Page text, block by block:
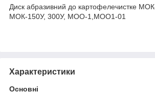
Диск абразивний до картофелечистке
МОК-150У, 300У, МОО-1,МОО1-01
Характеристики
Основні